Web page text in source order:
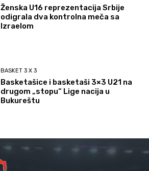
Ženska U16 reprezentacija Srbije
odigrala dva kontrolna meča sa
Izraelom
BASKET 3 X 3
Basketašice i basketaši 3×3 U21 na
drugom „stopu“ Lige nacija u
Bukureštu